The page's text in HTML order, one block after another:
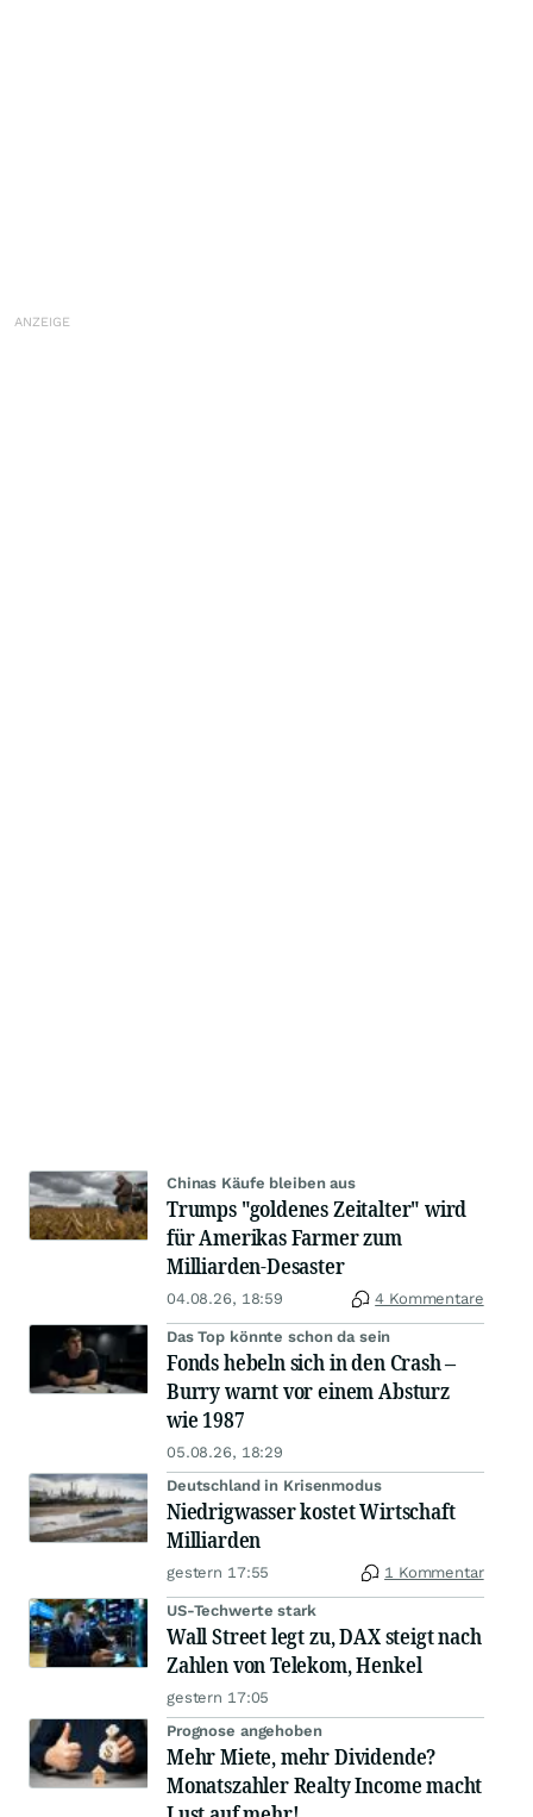
Chinas Käufe bleiben aus
Trumps "goldenes Zeitalter" wird
für Amerikas Farmer zum
Milliarden-Desaster
04.08.26, 18:59 4 Kommentare
Das Top könnte schon da sein
Fonds hebeln sich in den Crash –
Burry warnt vor einem Absturz
wie 1987
05.08.26, 18:29
Deutschland in Krisenmodus
Niedrigwasser kostet Wirtschaft
Milliarden
gestern 17:55 1 Kommentar
US-Techwerte stark
Wall Street legt zu, DAX steigt nach
Zahlen von Telekom, Henkel
gestern 17:05
Prognose angehoben
Mehr Miete, mehr Dividende?
Monatszahler Realty Income macht